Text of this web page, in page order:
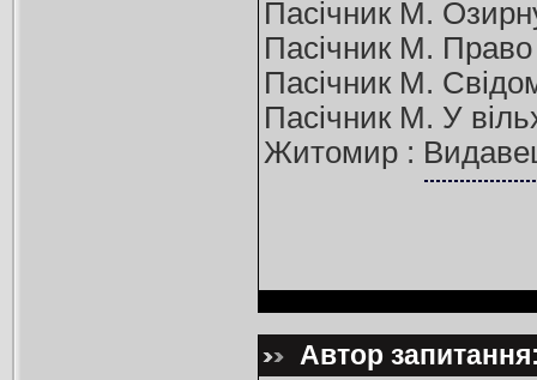
Пасічник М.
Пасічник М.
Пасічник М.
Пасічник М. У
Житомир :
Автор